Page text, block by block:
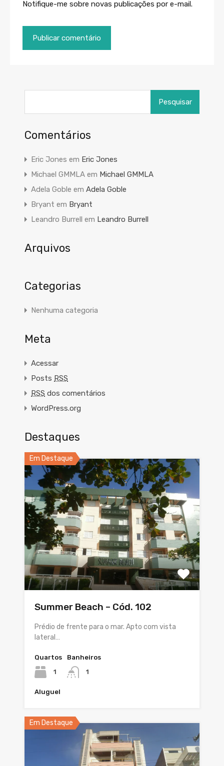
Notifique-me sobre novas publicações por e-mail.
por:
Comentários
Eric Jones em Eric Jones
Michael GMMLA em Michael GMMLA
Adela Goble em Adela Goble
Bryant em Bryant
Leandro Burrell em Leandro Burrell
Arquivos
Categorias
Nenhuma categoria
Meta
Acessar
Posts RSS
RSS dos comentários
WordPress.org
Destaques
Em Destaque
Summer Beach – Cód. 102
Prédio de frente para o mar. Apto com vista
lateral…
Quartos
1
Banheiros
1
Aluguel
Em Destaque